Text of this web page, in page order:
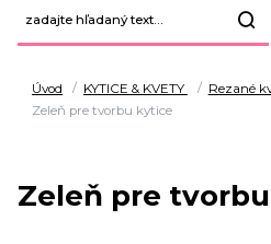
Úvod KYTICE & KVETY
Rezané
Zeleň pre tvorbu kytice
Zeleň pre